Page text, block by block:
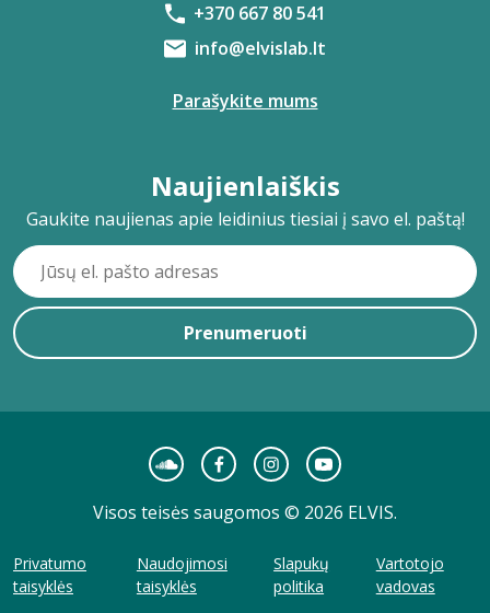
+370 667 80 541
info@elvislab.lt
Parašykite mums
Naujienlaiškis
Gaukite naujienas apie leidinius tiesiai į savo el. paštą!
Prenumeruoti
Visos teisės saugomos © 2026 ELVIS.
Privatumo
taisyklės
Naudojimosi
taisyklės
Slapukų
politika
Vartotojo
vadovas